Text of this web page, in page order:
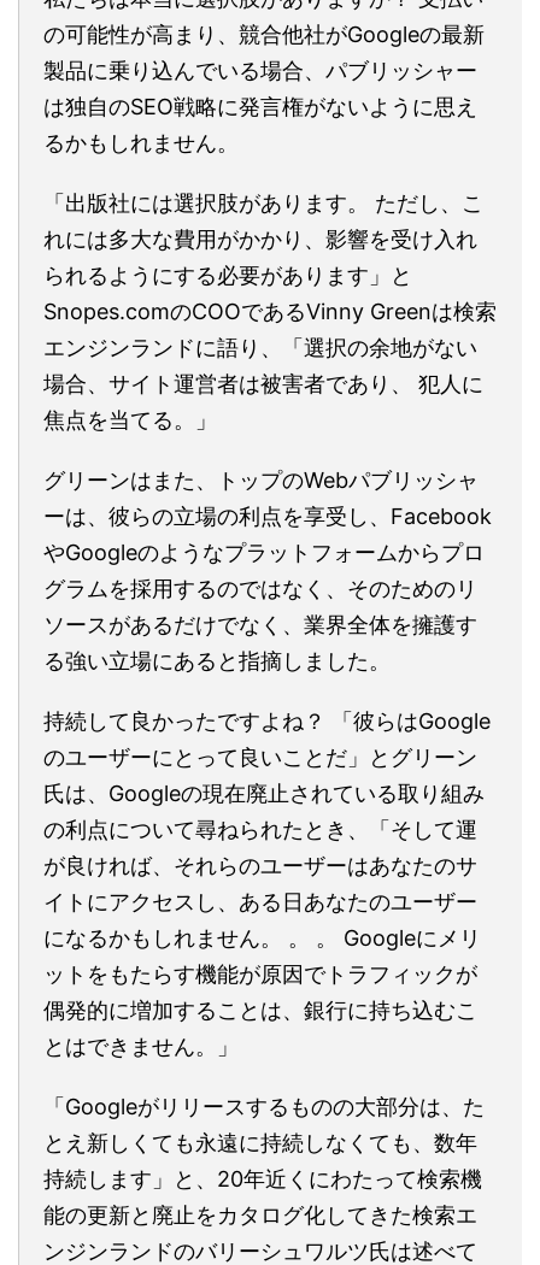
の可能性が高まり、競合他社がGoogleの最新
製品に乗り込んでいる場合、パブリッシャー
は独自のSEO戦略に発言権がないように思え
るかもしれません。
「出版社には選択肢があります。 ただし、こ
れには多大な費用がかかり、影響を受け入れ
られるようにする必要があります」と
Snopes.comのCOOであるVinny Greenは検索
エンジンランドに語り、「選択の余地がない
場合、サイト運営者は被害者であり、 犯人に
焦点を当てる。」
グリーンはまた、トップのWebパブリッシャ
ーは、彼らの立場の利点を享受し、Facebook
やGoogleのようなプラットフォームからプロ
グラムを採用するのではなく、そのためのリ
ソースがあるだけでなく、業界全体を擁護す
る強い立場にあると指摘しました。
持続して良かったですよね？ 「彼らはGoogle
のユーザーにとって良いことだ」とグリーン
氏は、Googleの現在廃止されている取り組み
の利点について尋ねられたとき、「そして運
が良ければ、それらのユーザーはあなたのサ
イトにアクセスし、ある日あなたのユーザー
になるかもしれません。 。 。 Googleにメリ
ットをもたらす機能が原因でトラフィックが
偶発的に増加することは、銀行に持ち込むこ
とはできません。」
「Googleがリリースするものの大部分は、た
とえ新しくても永遠に持続しなくても、数年
持続します」と、20年近くにわたって検索機
能の更新と廃止をカタログ化してきた検索エ
ンジンランドのバリーシュワルツ氏は述べて